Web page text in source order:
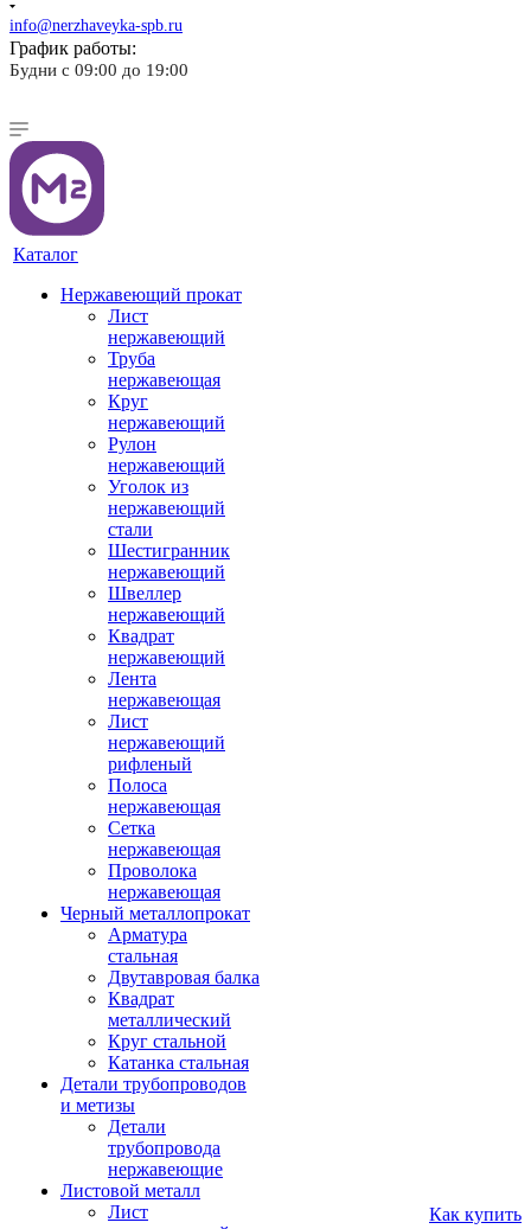
info@nerzhaveyka-spb.ru
График работы:
Будни с 09:00 до 19:00
Каталог
Нержавеющий прокат
Лист
нержавеющий
Труба
нержавеющая
Круг
нержавеющий
Рулон
нержавеющий
Уголок из
нержавеющий
стали
Шестигранник
нержавеющий
Швеллер
нержавеющий
Квадрат
нержавеющий
Лента
нержавеющая
Лист
нержавеющий
рифленый
Полоса
нержавеющая
Сетка
нержавеющая
Проволока
нержавеющая
Черный металлопрокат
Арматура
стальная
Двутавровая балка
Квадрат
металлический
Круг стальной
Катанка стальная
Детали трубопроводов
и метизы
Детали
трубопровода
нержавеющие
Листовой металл
Лист
Как купить